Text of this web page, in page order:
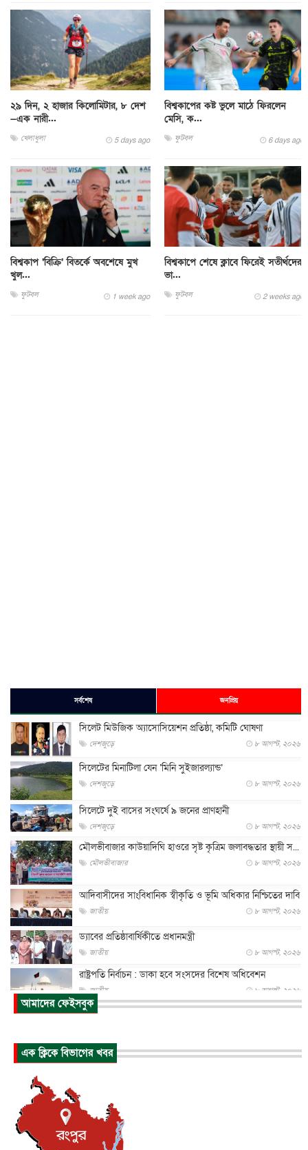
২৯ দিন, ২ হাজার কিলোমিটার, ৮ দেশ
—এক নারী...
খেলাধুলা 5 days ago
বিশ্বকাপের কষ্ট ভুলে মাঠে ফিরলেন
মেসি, ক...
ফুটবল 6 days ago
বিশ্বকাপ ‘বিক্রি’ বিতর্কে অবশেষে মুখ
খুল...
ফুটবল 1 week ago
বিশ্বকাপে শেষে ক্লাবে ফিরেই সতীর্থদের
ভা...
ফুটবল 2 weeks ago
সর্বশেষ জনপ্রিয়
সিলেট মিউজিক অ্যাসোসিয়েশন প্রতিষ্ঠা, কমিটি ঘোষণা
দেশজুড়ে ৮ আগস্ট, ২০২৬
সিলেটের মিনাটিলা যেন ‘মিনি সুইজারল্যান্ড’
দেশজুড়ে ৮ আগস্ট, ২০২৬
সিলেটে দুই বাসের সংঘর্ষে ৯ জনের প্রাণহানী
দেশজুড়ে ৮ আগস্ট, ২০২৬
মৌলভীবাজার কাউয়াদিঘি হাওরে সৃষ্ট কৃত্রিম জলাবদ্ধতার স্থায়ী স...
মৌলভীবাজার ৮ আগস্ট, ২০২৬
আদিবাসীদের সাংবিধানিক স্বীকৃতি ও ভূমি অধিকার নিশ্চিতের দাবি
জাতীয় ৮ আগস্ট, ২০২৬
ড্যাবের প্রতিষ্ঠাবার্ষিকীতে প্রধানমন্ত্রী
জাতীয় ৮ আগস্ট, ২০২৬
রাষ্ট্রপতি নির্বাচন : ডাকা হবে সংসদের বিশেষ অধিবেশন
জাতীয় ৮ আগস্ট, ২০২৬
প্রধানমন্ত্রীর সঙ্গে সাক্ষাতে খুদে শিল্পী অনুশ্রী রায়ের স্বপ...
পাকিস্তান-তুরস্কের সঙ্গে প্রতিরক্ষা চুক্তি সৌদি আরবকে কতটা ন...
যুক্তরাজ্যে গ্রুমিং কেলেঙ্কারি : পাকিস্তানির অপরাধে অস্বস্তি...
আন্তর্জাতিক
বিরোধ কাটিয়ে কূটনৈতিক সম্পর্ক পুনঃস্থাপন করছে মেক্সিকো ও
আমাদের ফেইসবুক
এক ক্লিকে বিভাগের খবর